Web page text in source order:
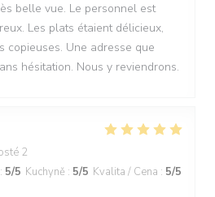
belle vue. Le personnel est
Les plats étaient délicieux,
copieuses. Une adresse que
hésitation. Nous y reviendrons.
2
: 5/5 Kuchyně : 5/5 Kvalita / Cena : 5/5